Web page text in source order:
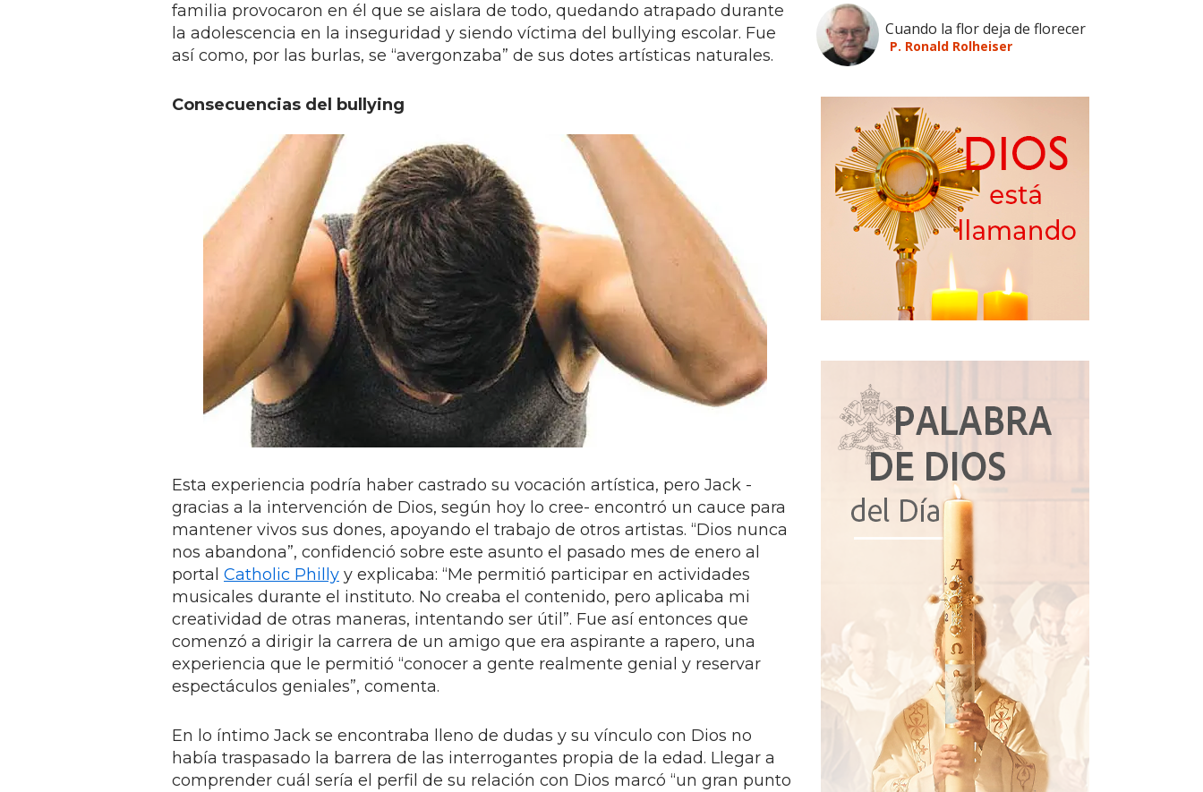
familia provocaron en él que se aislara de todo, quedando atrapado durante
la adolescencia en la inseguridad y siendo víctima del bullying escolar. Fue
así como, por las burlas, se “avergonzaba” de sus dotes artísticas naturales.
Consecuencias del bullying
Esta experiencia podría haber castrado su vocación artística, pero Jack -
gracias a la intervención de Dios, según hoy lo cree- encontró un cauce para
mantener vivos sus dones, apoyando el trabajo de otros artistas. “Dios nunca
nos abandona”, confidenció sobre este asunto el pasado mes de enero al
portal Catholic Philly y explicaba: “Me permitió participar en actividades
musicales durante el instituto. No creaba el contenido, pero aplicaba mi
creatividad de otras maneras, intentando ser útil”. Fue así entonces que
comenzó a dirigir la carrera de un amigo que era aspirante a rapero, una
experiencia que le permitió “conocer a gente realmente genial y reservar
espectáculos geniales”, comenta.
En lo íntimo Jack se encontraba lleno de dudas y su vínculo con Dios no
había traspasado la barrera de las interrogantes propia de la edad. Llegar a
comprender cuál sería el perfil de su relación con Dios marcó “un gran punto
Cuando la flor deja de florecer
P. Ronald Rolheiser